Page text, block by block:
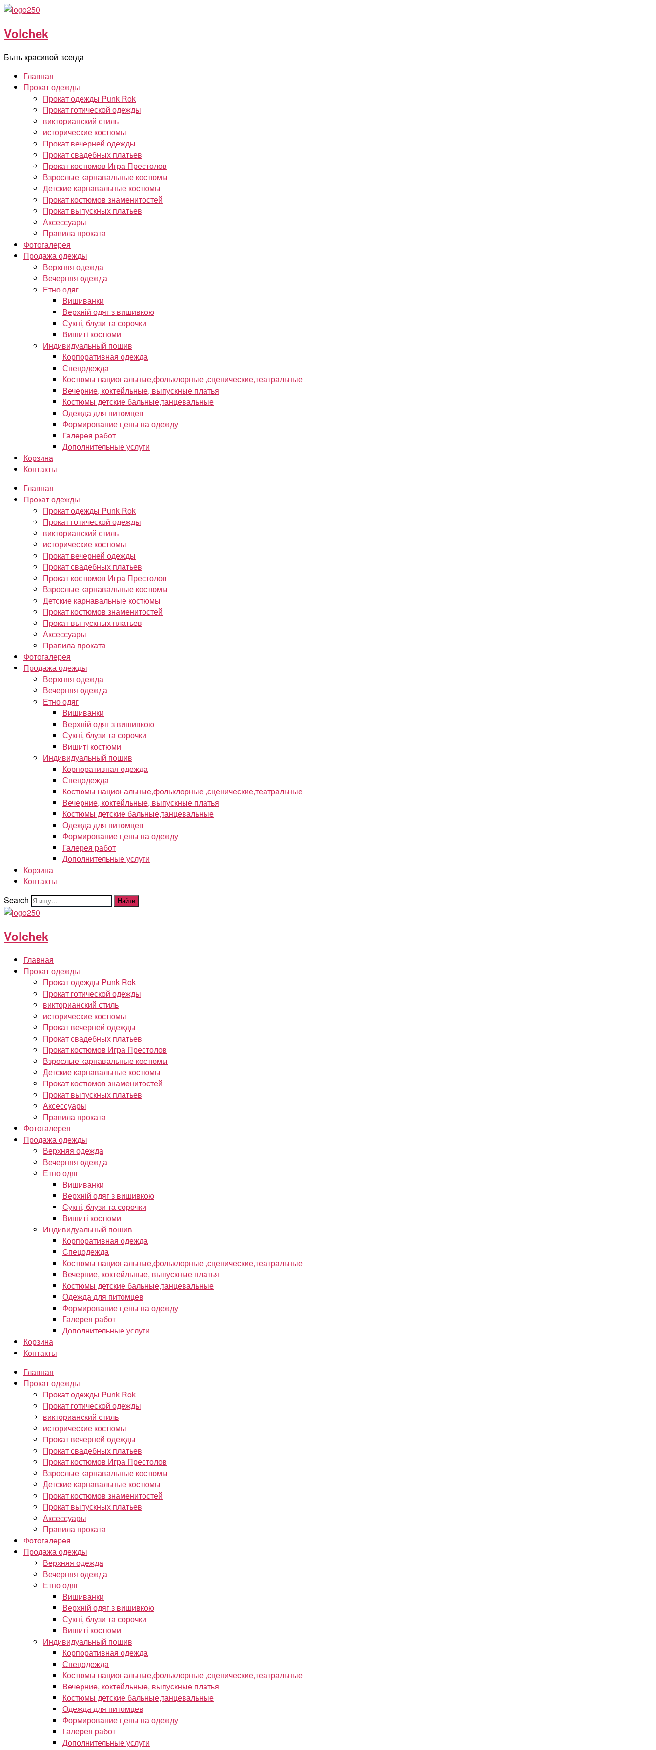
Перейти
содержимому
Volchek
Быть красивой всегда
Главная
Прокат одежды
Прокат одежды Punk Rok
Прокат готической одежды
викторианский стиль
исторические костюмы
Прокат вечерней одежды
Прокат свадебных платьев
Прокат костюмов Игра Престолов
Взрослые карнавальные костюмы
Детские карнавальные костюмы
Прокат костюмов знаменитостей
Прокат выпускных платьев
Аксессуары
Правила проката
Фотогалерея
Продажа одежды
Верхняя одежда
Вечерняя одежда
Етно одяг
Вишиванки
Верхній одяг з вишивкою
Сукні, блузи та сорочки
Вишиті костюми
Индивидуальный пошив
Корпоративная одежда
Спецодежда
Костюмы национальные,фольклорные ,сценические,театральные
Вечерние, коктейльные, выпускные платья
Костюмы детские бальные,танцевальные
Одежда для питомцев
Формирование цены на одежду
Галерея работ
Дополнительные услуги
Корзина
Контакты
Главная
Прокат одежды
Прокат одежды Punk Rok
Прокат готической одежды
викторианский стиль
исторические костюмы
Прокат вечерней одежды
Прокат свадебных платьев
Прокат костюмов Игра Престолов
Взрослые карнавальные костюмы
Детские карнавальные костюмы
Прокат костюмов знаменитостей
Прокат выпускных платьев
Аксессуары
Правила проката
Фотогалерея
Продажа одежды
Верхняя одежда
Вечерняя одежда
Етно одяг
Вишиванки
Верхній одяг з вишивкою
Сукні, блузи та сорочки
Вишиті костюми
Индивидуальный пошив
Корпоративная одежда
Спецодежда
Костюмы национальные,фольклорные ,сценические,театральные
Вечерние, коктейльные, выпускные платья
Костюмы детские бальные,танцевальные
Одежда для питомцев
Формирование цены на одежду
Галерея работ
Дополнительные услуги
Корзина
Контакты
Search
Найти
Volchek
Главная
Прокат одежды
Прокат одежды Punk Rok
Прокат готической одежды
викторианский стиль
исторические костюмы
Прокат вечерней одежды
Прокат свадебных платьев
Прокат костюмов Игра Престолов
Взрослые карнавальные костюмы
Детские карнавальные костюмы
Прокат костюмов знаменитостей
Прокат выпускных платьев
Аксессуары
Правила проката
Фотогалерея
Продажа одежды
Верхняя одежда
Вечерняя одежда
Етно одяг
Вишиванки
Верхній одяг з вишивкою
Сукні, блузи та сорочки
Вишиті костюми
Индивидуальный пошив
Корпоративная одежда
Спецодежда
Костюмы национальные,фольклорные ,сценические,театральные
Вечерние, коктейльные, выпускные платья
Костюмы детские бальные,танцевальные
Одежда для питомцев
Формирование цены на одежду
Галерея работ
Дополнительные услуги
Корзина
Контакты
Главная
Прокат одежды
Прокат одежды Punk Rok
Прокат готической одежды
викторианский стиль
исторические костюмы
Прокат вечерней одежды
Прокат свадебных платьев
Прокат костюмов Игра Престолов
Взрослые карнавальные костюмы
Детские карнавальные костюмы
Прокат костюмов знаменитостей
Прокат выпускных платьев
Аксессуары
Правила проката
Фотогалерея
Продажа одежды
Верхняя одежда
Вечерняя одежда
Етно одяг
Вишиванки
Верхній одяг з вишивкою
Сукні, блузи та сорочки
Вишиті костюми
Индивидуальный пошив
Корпоративная одежда
Спецодежда
Костюмы национальные,фольклорные ,сценические,театральные
Вечерние, коктейльные, выпускные платья
Костюмы детские бальные,танцевальные
Одежда для питомцев
Формирование цены на одежду
Галерея работ
Дополнительные услуги